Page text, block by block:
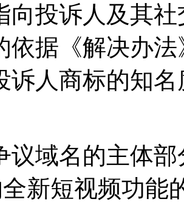
向投诉人及其
依据《解决办
诉人商标的知
议域名的主体部
全新短视频功能